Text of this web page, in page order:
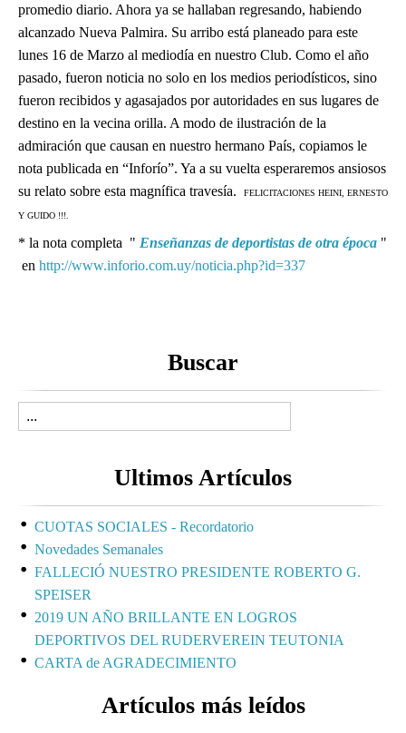
promedio diario. Ahora ya se hallaban regresando, habiendo
alcanzado Nueva Palmira. Su arribo está planeado para este
lunes 16 de Marzo al mediodía en nuestro Club. Como el año
pasado, fueron noticia no solo en los medios periodísticos, sino
fueron recibidos y agasajados por autoridades en sus lugares de
destino en la vecina orilla. A modo de ilustración de la
admiración que causan en nuestro hermano País, copiamos le
nota publicada en “Inforío”. Ya a su vuelta esperaremos ansiosos
su relato sobre esta magnífica travesía.
FELICITACIONES HEINI, ERNESTO
Y GUIDO !!!.
* la nota completa " Enseñanzas de deportistas de otra época "
en http://www.inforio.com.uy/noticia.php?id=337
Buscar
Ultimos Artículos
CUOTAS SOCIALES - Recordatorio
Novedades Semanales
FALLECIÓ NUESTRO PRESIDENTE ROBERTO G.
SPEISER
2019 UN AÑO BRILLANTE EN LOGROS
DEPORTIVOS DEL RUDERVEREIN TEUTONIA
CARTA de AGRADECIMIENTO
Artículos más leídos